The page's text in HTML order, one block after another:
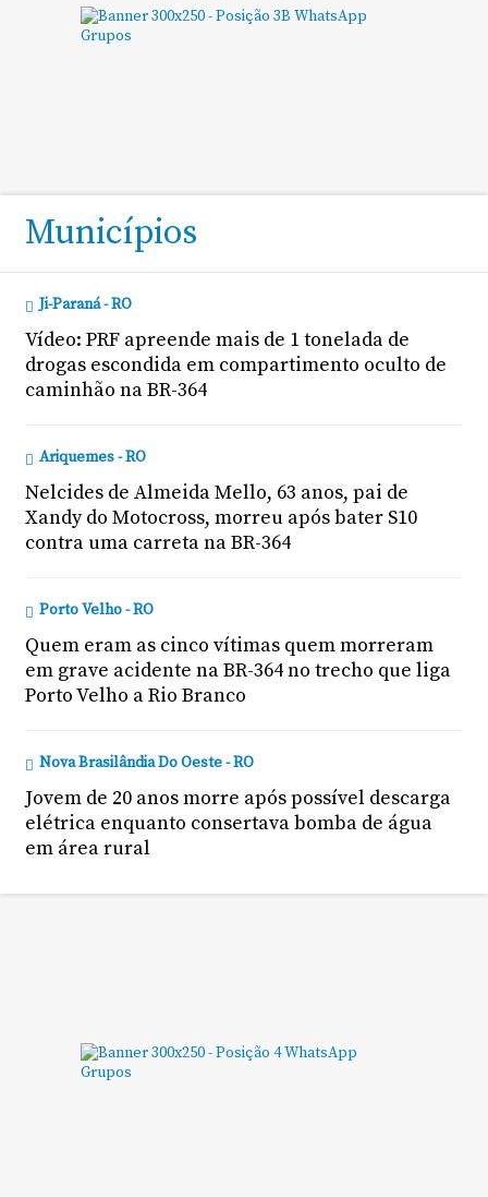
Municípios
Ji-Paraná - RO
Vídeo: PRF apreende mais de 1 tonelada de
drogas escondida em compartimento oculto de
caminhão na BR-364
Ariquemes - RO
Nelcides de Almeida Mello, 63 anos, pai de
Xandy do Motocross, morreu após bater S10
contra uma carreta na BR-364
Porto Velho - RO
Quem eram as cinco vítimas quem morreram
em grave acidente na BR-364 no trecho que liga
Porto Velho a Rio Branco
Nova Brasilândia Do Oeste - RO
Jovem de 20 anos morre após possível descarga
elétrica enquanto consertava bomba de água
em área rural